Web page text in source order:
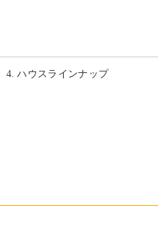
4. ハウスラインナップ